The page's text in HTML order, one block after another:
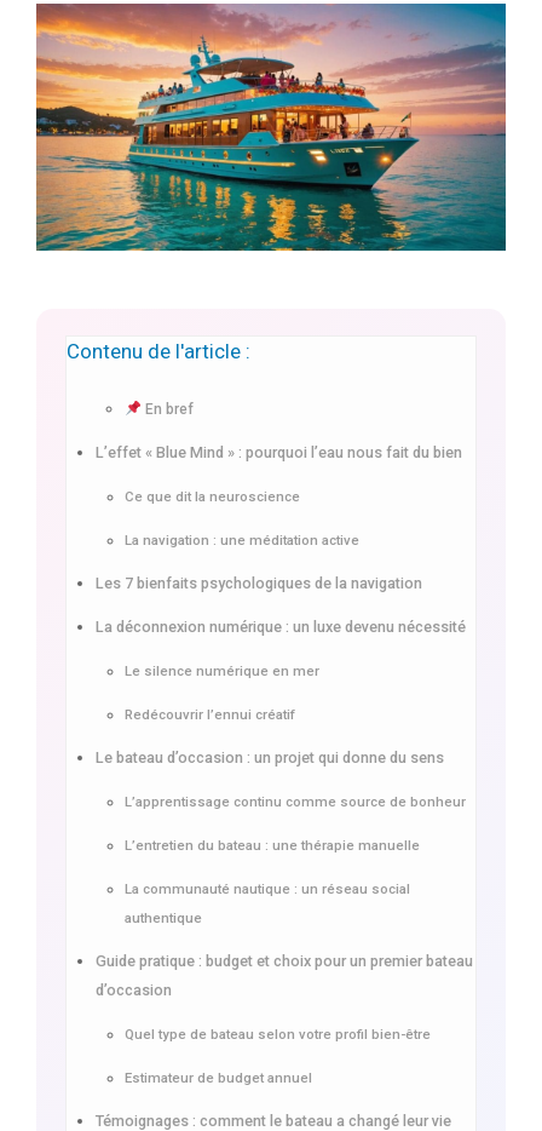
Contenu de l'article :
En bref
L’effet « Blue Mind » : pourquoi l’eau nous fait du bien
Ce que dit la neuroscience
La navigation : une méditation active
Les 7 bienfaits psychologiques de la navigation
La déconnexion numérique : un luxe devenu nécessité
Le silence numérique en mer
Redécouvrir l’ennui créatif
Le bateau d’occasion : un projet qui donne du sens
L’apprentissage continu comme source de bonheur
L’entretien du bateau : une thérapie manuelle
La communauté nautique : un réseau social
authentique
Guide pratique : budget et choix pour un premier bateau
d’occasion
Quel type de bateau selon votre profil bien-être
Estimateur de budget annuel
Témoignages : comment le bateau a changé leur vie